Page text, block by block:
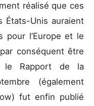
réalisé que ces
États-Unis auraient
pour l’Europe et le
conséquent être
le Rapport de la
(également
fut enfin publié